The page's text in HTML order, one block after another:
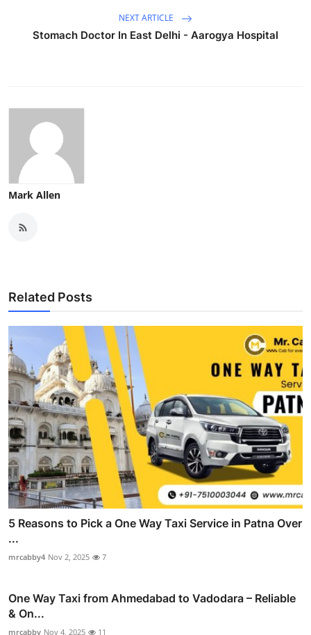
NEXT ARTICLE
Stomach Doctor In East Delhi - Aarogya Hospital
Mark Allen
Related Posts
5 Reasons to Pick a One Way Taxi Service in Patna Over
...
mrcabby4 Nov 2, 2025 7
One Way Taxi from Ahmedabad to Vadodara – Reliable
& On...
mrcabby Nov 4, 2025 11